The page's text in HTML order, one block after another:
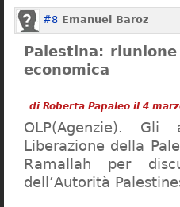
#8 Emanuel Baroz
Palestina:
economica
di Roberta Papaleo il 4
OLP(Agenzie).
Liberazione della
Ramallah per
dell’Autorità